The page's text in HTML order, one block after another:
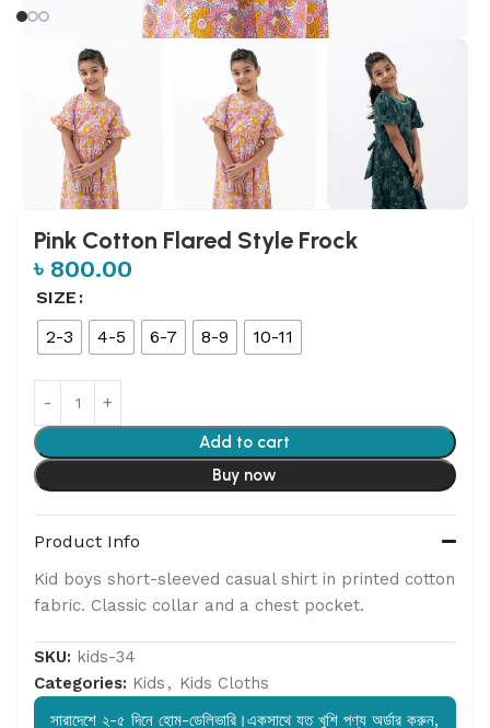
Pink Cotton Flared Style Frock
৳ 800.00
SIZE
2-3
4-5 6-7 8-9 10-11
Add to cart
Buy now
Product Info
Kid boys short-sleeved casual shirt in printed cotton
fabric. Classic collar and a chest pocket.
SKU: kids-34
Categories: Kids , Kids Cloths
সারাদেশে ২-৫ দিনে হোম-ডেলিভারি।একসাথে যত খুশি পণ্য অর্ডার করুন,